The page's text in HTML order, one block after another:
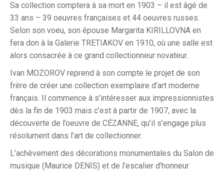
Sa collection comptera à sa mort en 1903 – il est âgé de
33 ans – 39 oeuvres françaises et 44 oeuvres russes.
Selon son voeu, son épouse Margarita KIRILLOVNA en
fera don à la Galerie TRETIAKOV en 1910, où une salle est
alors consacrée à ce grand collectionneur novateur.
Ivan MOZOROV reprend à son compte le projet de son
frère de créer une collection exemplaire d’art moderne
français. Il commence à s’intéresser aux impressionnistes
dès la fin de 1903 mais c’est à partir de 1907, avec la
découverte de l’oeuvre de CÉZANNE, qu’il s’engage plus
résolument dans l’art de collectionner.
L’achèvement des décorations monumentales du Salon de
musique (Maurice DENIS) et de l’escalier d’honneur